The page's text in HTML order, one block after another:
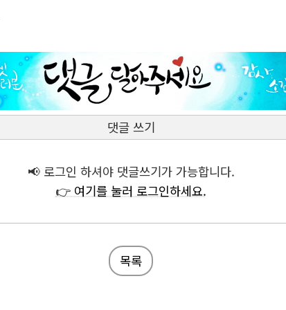
댓글 쓰기
📢 로그인 하셔야 댓글쓰기가 가능합니다.
👉 여기를 눌러 로그인하세요.
목록